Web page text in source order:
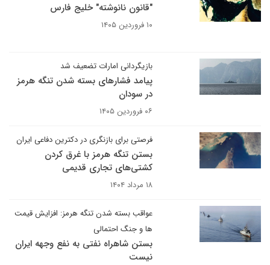
"قانون نانوشته" خلیج فارس
۱۰ فروردین ۱۴۰۵
بازیگردانی امارات تضعیف شد
پیامد فشارهای بسته شدن تنگه هرمز
در سودان
۰۶ فروردین ۱۴۰۵
فرصتی برای بازنگری در دکترین دفاعی ایران
بستن تنگه هرمز با غرق کردن
کشتی‌های تجاری قدیمی
۱۸ مرداد ۱۴۰۴
عواقب بسته شدن تنگه هرمز: افزایش قیمت
ها و جنگ احتمالی
بستن شاهراه نفتی به نفع وجهه ایران
نیست